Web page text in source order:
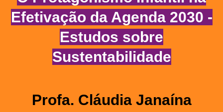
Efetivação da Agenda 2030 -
Estudos sobre
Sustentabilidade
Profa. Cláudia Janaína